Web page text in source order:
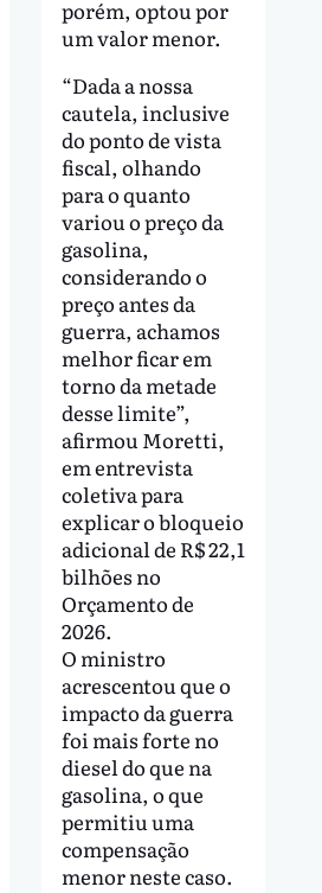
porém, optou por
um valor menor.
“Dada a nossa
cautela, inclusive
do ponto de vista
fiscal, olhando
para o quanto
variou o preço da
gasolina,
considerando o
preço antes da
guerra, achamos
melhor ficar em
torno da metade
desse limite”,
afirmou Moretti,
em entrevista
coletiva para
explicar o bloqueio
adicional de R$ 22,1
bilhões no
Orçamento de
2026.
O ministro
acrescentou que o
impacto da guerra
foi mais forte no
diesel do que na
gasolina, o que
permitiu uma
compensação
menor neste caso.